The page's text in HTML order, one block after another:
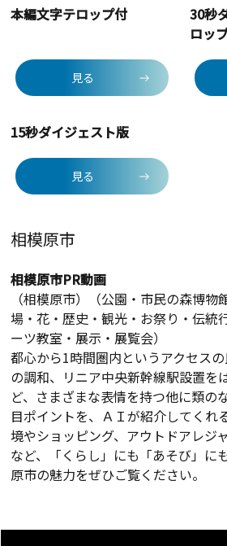
本編文字テロップ付
見る
30秒
ロッ
15秒ダイジェスト版
見る
相模原市
相模原市PR動画
（相模原市）（公園・市民の森博
場・花・歴史・観光・お祭り・伝統
ーツ教室・展示・展覧会）
都心から1時間圏内というアクセス
の調和、リニア中央新幹線駅設置を
ど、さまざまな表情を持つ他に類の
目ポイントを、ＡＩが紹介してくれ
境やショッピング、アウトドアレジ
など、「くらし」にも「あそび」に
原市の魅力をぜひご覧ください。